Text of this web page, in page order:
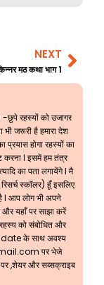
NEXT
मठ कथा भाग 1
-छुपे रहस्यों को उजागर
भी जरूरी है हमारा देश
प्रयास होगा रहस्यों का
l इसमें हम तंत्र
का पता लगायेंगे l मै
स्कॉलर) हूँ इसलिए
है l आप लोग भी अपने
और यहाँ पर साझा करें
को संबोधित और
date के साथ अवश्य
पर भेजे
,शेयर और सब्सक्राइब